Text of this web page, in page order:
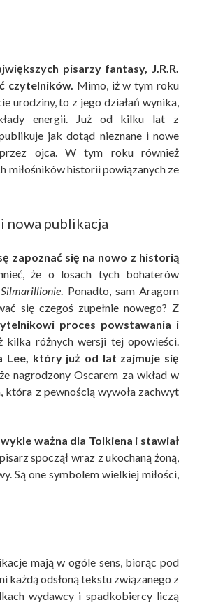
pisarzy fantasy, J.R.R.
czytelników. Mimo, iż w tym roku
urodziny, to z jego działań wynika,
energii. Już od kilku lat z
jak dotąd nieznane i nowe
ojca. W tym roku również
miłośników historii powiązanych ze
nowa publikacja
zapoznać się na nowo z historią
że o losach tych bohaterów
Silmarillionie. Ponadto, sam Aragorn
się czegoś zupełnie nowego? Z
proces powstawania i
kilka różnych wersji tej opowieści.
Lee, który już od lat zajmuje się
nagrodzony Oscarem za wkład w
która z pewnością wywoła zachwyt
ważna dla Tolkiena i stawiał
spoczął wraz z ukochaną żoną,
Są one symbolem wielkiej miłości,
mają w ogóle sens, biorąc pod
każdą odsłoną tekstu związanego z
wydawcy i spadkobiercy liczą